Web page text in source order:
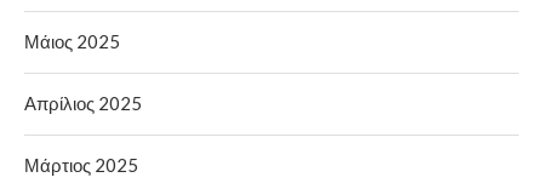
Μάιος 2025
Απρίλιος 2025
Μάρτιος 2025